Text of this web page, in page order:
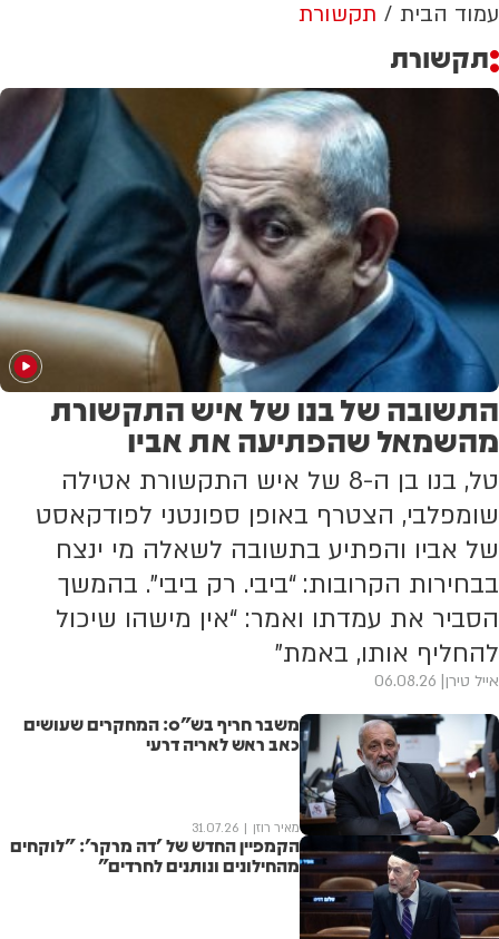
עמוד הבית תקשורת
תקשורת
התשובה של בנו של איש התקשורת
מהשמאל שהפתיעה את אביו
טל, בנו בן ה-8 של איש התקשורת אטילה
שומפלבי, הצטרף באופן ספונטני לפודקאסט
של אביו והפתיע בתשובה לשאלה מי ינצח
בבחירות הקרובות: “ביבי. רק ביבי”. בהמשך
הסביר את עמדתו ואמר: “אין מישהו שיכול
להחליף אותו, באמת”
אייל טירן 06.08.26
משבר חריף בש"ס: המחקרים שעושים
כאב ראש לאריה דרעי
מאיר רוזן 31.07.26
הקמפיין החדש של 'דה מרקר': "לוקחים
מהחילונים ונותנים לחרדים"